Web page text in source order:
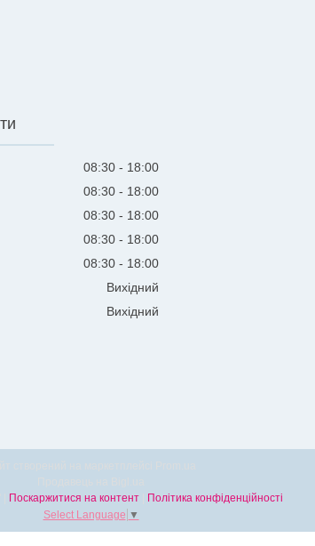
08:30
18:00
08:30
18:00
08:30
18:00
08:30
18:00
08:30
18:00
Вихідний
Вихідний
Поскаржитися на контент
Політика конфіденційності
Select Language ▼